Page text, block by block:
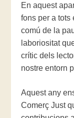
En aquest
fons per a
comú de la
laboriositat
crític dels
nostre entorn
Aquest any
Comerç Just